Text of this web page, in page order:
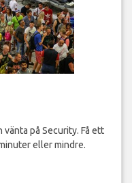
på Security. Få ett
eller mindre.